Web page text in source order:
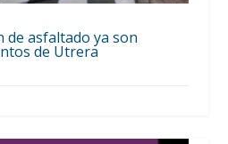
de asfaltado ya son
de Utrera